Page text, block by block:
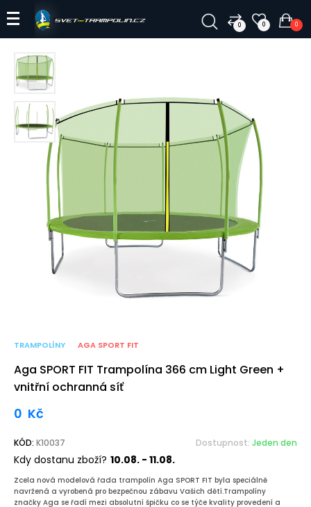
0 0 0
TRAMPOLÍNY AGA SPORT FIT
Aga SPORT FIT Trampolína 366 cm Light Green +
vnitřní ochranná síť
0 Kč
KÓD: K10037 Dostupnost: Jeden den
Kdy dostanu zboží? 10.08. - 11.08.
Zcela nová modelová řada trampolín Aga SPORT FIT byla speciálně
navržená a vyrobená pro bezpečnou zábavu Vašich dětí.Trampolíny
značky Aga se řadí mezi absolutní špičku co se týče kvality provedení a